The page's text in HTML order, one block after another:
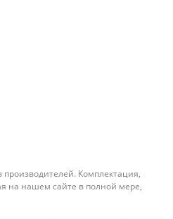
Комплектация,
на нашем сайте в полной мере,